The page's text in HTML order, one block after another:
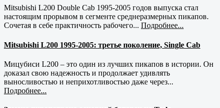
Mitsubishi L200 Double Cab 1995-2005 годов выпуска стал
настоящим прорывом в сегменте среднеразмерных пикапов.
Сочетая в себе практичность рабочего... Подробнее...
Mitsubishi L200 1995-2005: третье поколение, Single Cab
Мицубиси L200 – это один из лучших пикапов в истории. Он
доказал свою надежность и продолжает удивлять
выносливостью и неприхотливостью даже через...
Подробнее...